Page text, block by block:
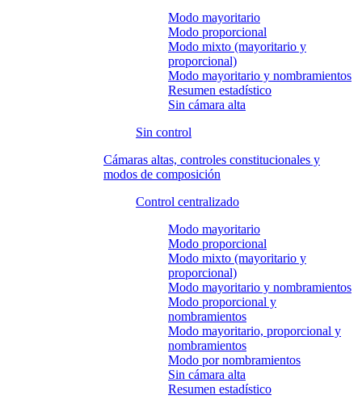
Modo mayoritario
Modo proporcional
Modo mixto (mayoritario y
proporcional)
Modo mayoritario y nombramientos
Resumen estadístico
Sin cámara alta
Sin control
Cámaras altas, controles constitucionales y
modos de composición
Control centralizado
Modo mayoritario
Modo proporcional
Modo mixto (mayoritario y
proporcional)
Modo mayoritario y nombramientos
Modo proporcional y
nombramientos
Modo mayoritario, proporcional y
nombramientos
Modo por nombramientos
Sin cámara alta
Resumen estadístico